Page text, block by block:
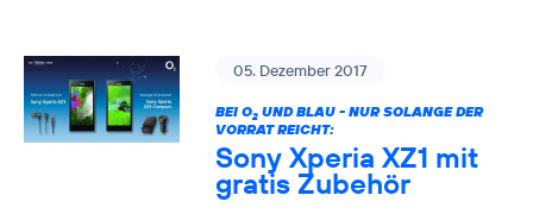
05. Dezember 2017
BEI O2UND BLAU - NUR SOLANGE DER
VORRAT REICHT:
Sony Xperia XZ1 mit
gratis Zubehör